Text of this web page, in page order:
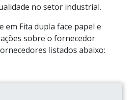
no setor industrial.
em Fita dupla face papel e
sobre o fornecedor
listados abaixo: